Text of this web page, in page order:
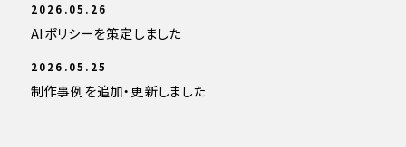
2026.05.26
AIポリシーを策定しました
2026.05.25
制作事例を追加・更新しました